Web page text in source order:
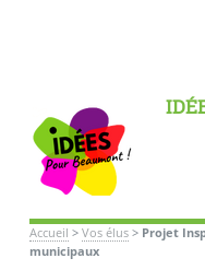
Accueil > Vos élus> Projet
municipaux